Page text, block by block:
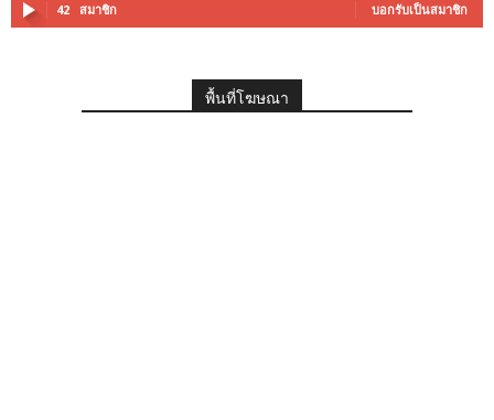
42 สมาชิก บอกรับเป็นสมาชิก
พื้นที่โฆษณา